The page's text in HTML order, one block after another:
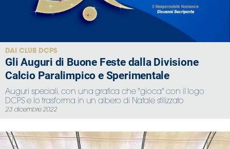
DAI CLUB DCPS
Gli Auguri di Buone Feste dalla Divisione
Calcio Paralimpico e Sperimentale
Auguri speciali, con una grafica che "gioca" con il logo
DCPS e lo trasforma in un albero di Natale stilizzato
23 dicembre 2022